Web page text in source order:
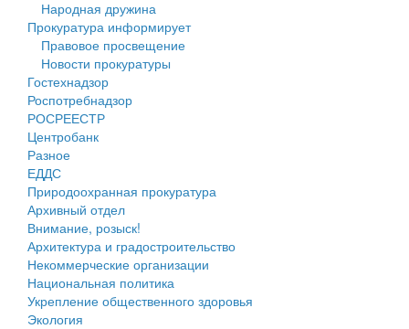
Генеральные планы
Проекты планировки территории
Собрание депутатов
Городское поселение
Сельские поселения
Народная дружина
Прокуратура информирует
Правовое просвещение
Новости прокуратуры
Гостехнадзор
Роспотребнадзор
РОСРЕЕСТР
Центробанк
Разное
ЕДДС
Природоохранная прокуратура
Архивный отдел
Внимание, розыск!
Архитектура и градостроительство
Некоммерческие организации
Национальная политика
Укрепление общественного здоровья
Экология